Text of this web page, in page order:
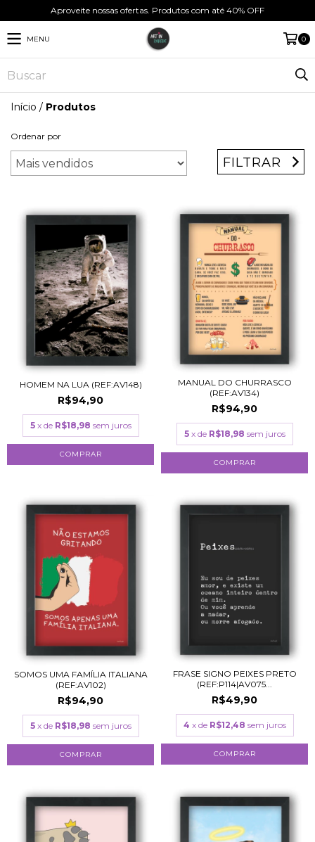
Aproveite nossas ofertas. Produtos com até 40% OFF
MENU 0
Início / Produtos
Ordenar por
FILTRAR
HOMEM NA LUA (REF:AV148)
R$94,90
5 x de R$18,98 sem juros
COMPRAR
MANUAL DO CHURRASCO
(REF:AV134)
R$94,90
5 x de R$18,98 sem juros
COMPRAR
SOMOS UMA FAMÍLIA ITALIANA
(REF:AV102)
R$94,90
5 x de R$18,98 sem juros
COMPRAR
FRASE SIGNO PEIXES PRETO
(REF:P114|AV075...
R$49,90
4 x de R$12,48 sem juros
COMPRAR